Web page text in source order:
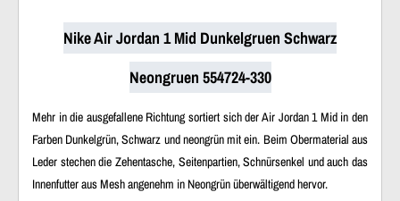
Nike Air Jordan 1 Mid Dunkelgruen Schwarz
Neongruen 554724-330
Mehr in die ausgefallene Richtung sortiert sich der Air Jordan 1 Mid in den
Farben Dunkelgrün, Schwarz und neongrün mit ein. Beim Obermaterial aus
Leder stechen die Zehentasche, Seitenpartien, Schnürsenkel und auch das
Innenfutter aus Mesh angenehm in Neongrün überwältigend hervor.